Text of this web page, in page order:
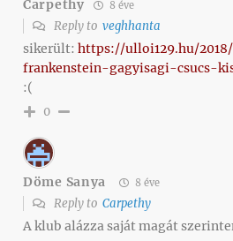
Carpethy 8 éve
Reply to veghhanta
sikerült: https://ulloi129.hu/
frankenstein-gagyisagi-csucs-
:(
0
Döme Sanya 8 éve
Reply to Carpethy
A klub alázza saját magát